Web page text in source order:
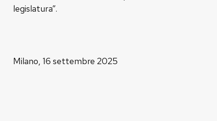
legislatura”.
Milano, 16 settembre 2025